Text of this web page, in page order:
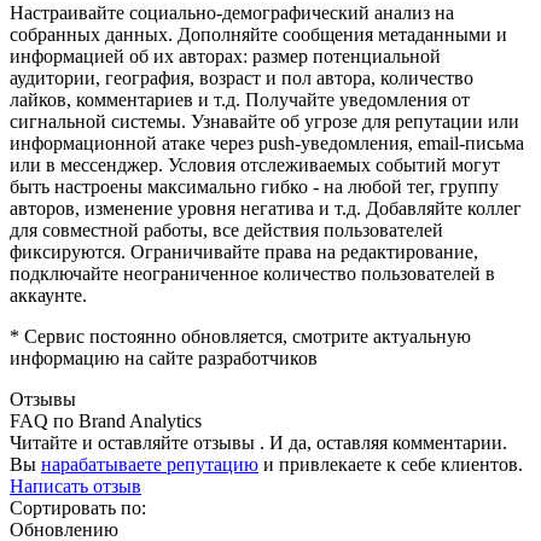
Настраивайте социально-демографический анализ на
собранных данных. Дополняйте сообщения метаданными и
информацией об их авторах: размер потенциальной
аудитории, география, возраст и пол автора, количество
лайков, комментариев и т.д. Получайте уведомления от
сигнальной системы. Узнавайте об угрозе для репутации или
информационной атаке через push-уведомления, email-письма
или в мессенджер. Условия отслеживаемых событий могут
быть настроены максимально гибко - на любой тег, группу
авторов, изменение уровня негатива и т.д. Добавляйте коллег
для совместной работы, все действия пользователей
фиксируются. Ограничивайте права на редактирование,
подключайте неограниченное количество пользователей в
аккаунте.
* Сервис постоянно обновляется, смотрите актуальную
информацию на сайте разработчиков
Отзывы
FAQ по Brand Analytics
Читайте и оставляйте отзывы . И да, оставляя комментарии.
Вы нарабатываете репутацию и привлекаете к себе клиентов.
Написать отзыв
Сортировать по:
Обновлению